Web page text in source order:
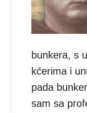
bunkera, s
kćerima i
pada
sam sa